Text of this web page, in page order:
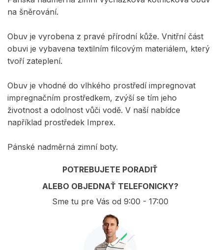
na šněrování.
Obuv je vyrobena z pravé přírodní kůže. Vnitřní část
obuvi je vybavena textilním filcovým materiálem, který
tvoří zateplení.
Obuv je vhodné do vlhkého prostředí impregnovat
impregnačním prostředkem, zvýší se tím jeho
životnost a odolnost vůči vodě. V naší nabídce
například prostředek Imprex.
Pánské nadměrná zimní boty.
POTREBUJETE PORADIŤ
ALEBO OBJEDNAŤ TELEFONICKY?
Sme tu pre Vás od 9:00 - 17:00